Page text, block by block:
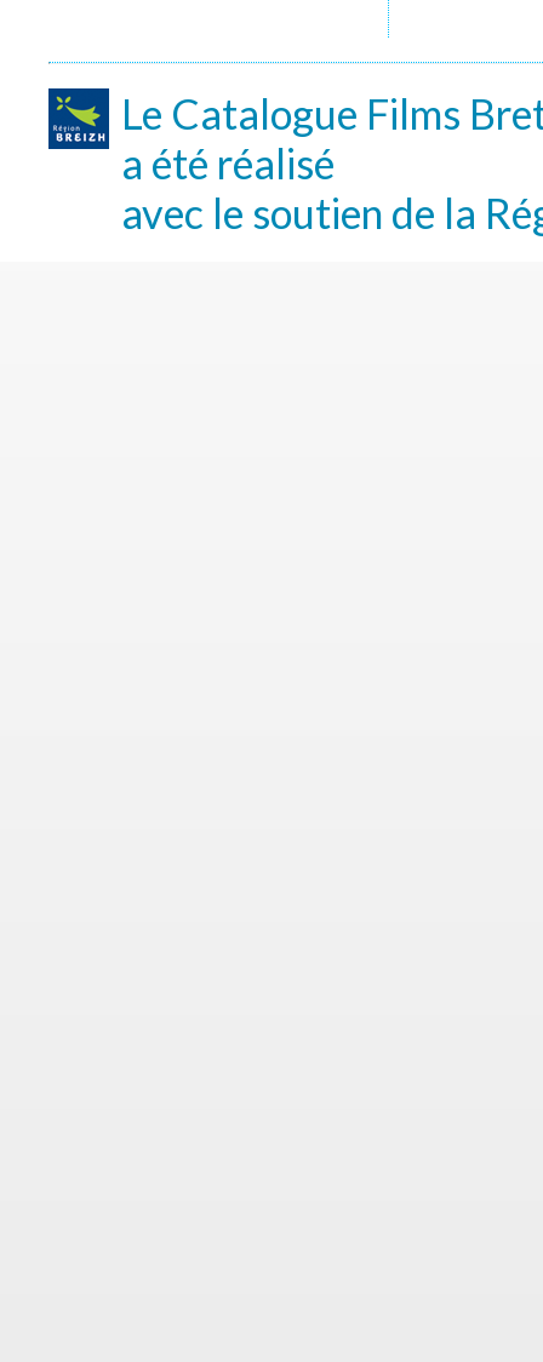
Le Catalogue Films
a été réalisé
avec le soutien de la